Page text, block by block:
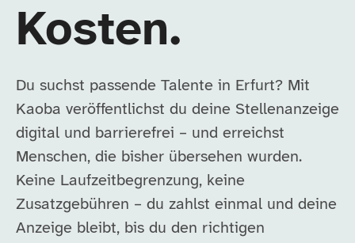
Kosten.
Du suchst passende Talente in Erfurt? Mit
Kaoba veröffentlichst du deine Stellenanzeige
digital und barrierefrei – und erreichst
Menschen, die bisher übersehen wurden.
Keine Laufzeitbegrenzung, keine
Zusatzgebühren – du zahlst einmal und deine
Anzeige bleibt, bis du den richtigen